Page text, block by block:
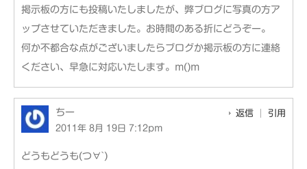
掲示板の方にも投稿いたしましたが、弊ブログに写真の方ア
ップさせていただきました。お時間のある折にどうぞー。
何か不都合な点がございましたらブログか掲示板の方に連絡
ください、早急に対応いたします。m()m
ちー
2011年 8月 19日 7:12pm
返信 引用
どうもどうも(つ∀`)